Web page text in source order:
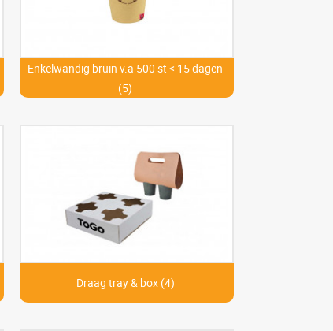
Enkelwandig bruin v.a 500 st < 15 dagen
(5)
Draag tray & box (4)